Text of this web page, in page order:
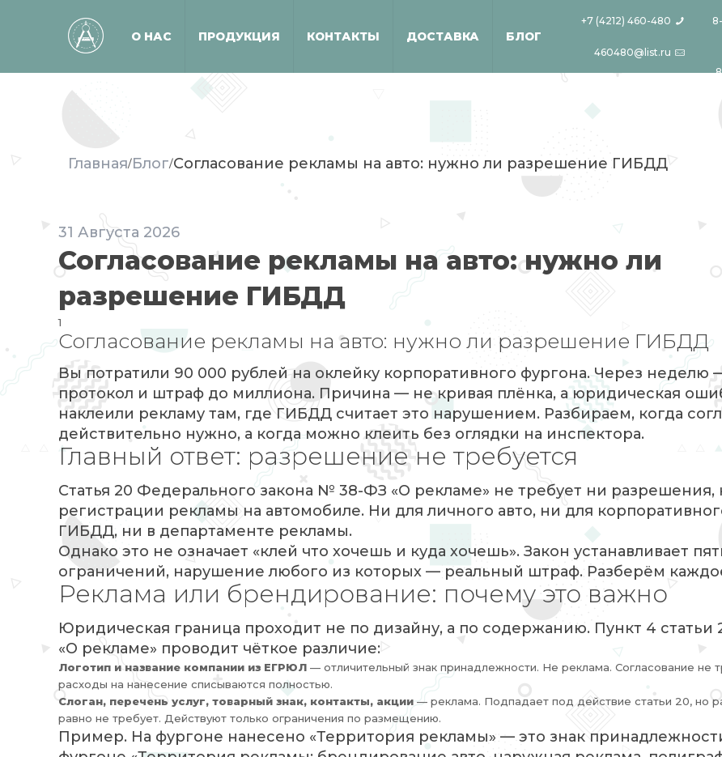
О НАС ПРОДУКЦИЯ КОНТАКТЫ ДОСТАВКА БЛОГ
+7 (4212) 460-480
460480@list.ru
Главная/Блог/Согласование рекламы на авто: нужно ли разрешение ГИБДД
31 Августа 2026
Согласование рекламы на авто: нужно ли
разрешение ГИБДД
1
Согласование рекламы на авто: нужно ли разрешение ГИБДД
Вы потратили 90 000 рублей на оклейку корпоративного фургона. Через неделю
протокол и штраф до миллиона. Причина — не кривая плёнка, а юридическая
наклеили рекламу там, где ГИБДД считает это нарушением. Разбираем, когда
действительно нужно, а когда можно клеить без оглядки на инспектора.
Главный ответ: разрешение не требуется
Статья 20 Федерального закона № 38-ФЗ «О рекламе» не требует ни разрешения,
регистрации рекламы на автомобиле. Ни для личного авто, ни для
ГИБДД, ни в департаменте рекламы.
Однако это не означает «клей что хочешь и куда хочешь». Закон устанавливает
ограничений, нарушение любого из которых — реальный штраф. Разберём
Реклама или брендирование: почему это важно
Юридическая граница проходит не по дизайну, а по содержанию. Пункт 4 статьи
«О рекламе» проводит чёткое различие:
Логотип и название компании из ЕГРЮЛ — отличительный знак принадлежности. Не реклама. Согласование не
расходы на нанесение списываются полностью.
Слоган, перечень услуг, товарный знак, контакты, акции — реклама. Подпадает под действие статьи 20, но
равно не требует. Действуют только ограничения по размещению.
Пример. На фургоне нанесено «Территория рекламы» — это знак